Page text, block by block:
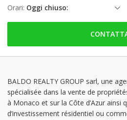
Orari: Oggi chiuso:
sabato: Chiuso
mercoledì: 09:30 - 18:30
giovedì: 09:30 - 18:30
venerdì: 09:30 - 18:30
BALDO REALTY GROUP sarl, une
spécialisée dans la vente de
à Monaco et sur la Côte d’Azur ainsi
d’investissement résidentiel ou